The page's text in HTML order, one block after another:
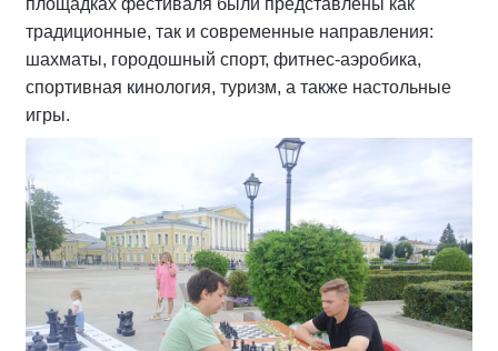
площадках фестиваля были представлены как
традиционные, так и современные направления:
шахматы, городошный спорт, фитнес-аэробика,
спортивная кинология, туризм, а также настольные
игры.